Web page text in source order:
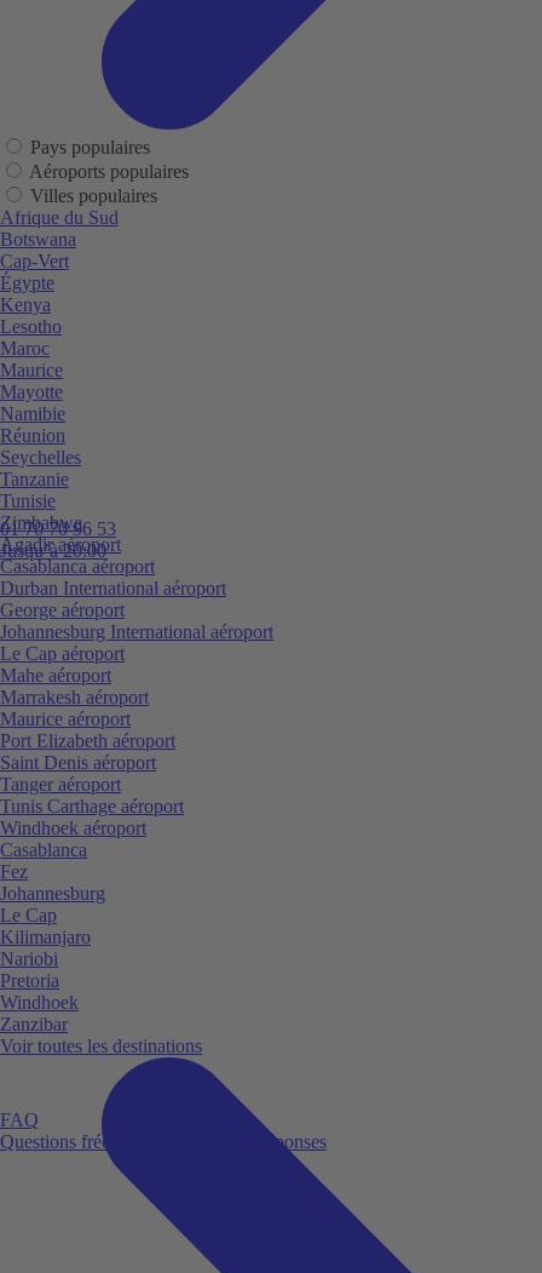
01 70 70 96 53
Jusqu’à 20:00
FAQ
Questions fréquemment posées et réponses
Pays populaires
Aéroports populaires
Villes populaires
Afrique du Sud
Botswana
Cap-Vert
Égypte
Kenya
Lesotho
Maroc
Maurice
Mayotte
Namibie
Réunion
Seychelles
Tanzanie
Tunisie
Zimbabwe
Agadir aéroport
Casablanca aéroport
Durban International aéroport
George aéroport
Johannesburg International aéroport
Le Cap aéroport
Mahe aéroport
Marrakesh aéroport
Maurice aéroport
Port Elizabeth aéroport
Saint Denis aéroport
Tanger aéroport
Tunis Carthage aéroport
Windhoek aéroport
Casablanca
Fez
Johannesburg
Le Cap
Kilimanjaro
Nariobi
Pretoria
Windhoek
Zanzibar
Voir toutes les destinations